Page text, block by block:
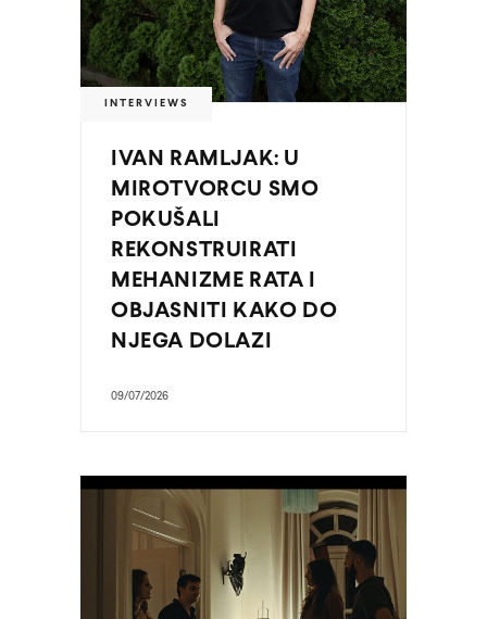
INTERVIEWS
IVAN RAMLJAK: U
MIROTVORCU SMO
POKUŠALI
REKONSTRUIRATI
MEHANIZME RATA I
OBJASNITI KAKO DO
NJEGA DOLAZI
09/07/2026